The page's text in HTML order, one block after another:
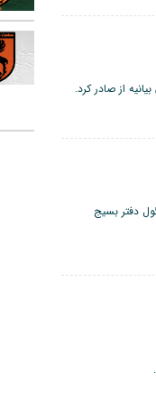
از صادر کرد.
دفتر بسیج